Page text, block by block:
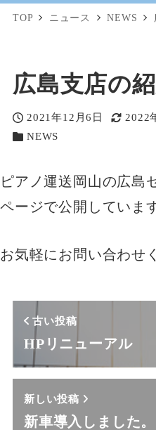
TOP ニュース NEWS
広島支店の
投稿日
2021年12月6日
更新日
2022
カテゴリー
NEWS
ピアノ運送岡山の広島
ページで公開していま
お気軽にお問い合わせ
古い投稿
HPリニューアル
新しい投稿
新車導入しました。